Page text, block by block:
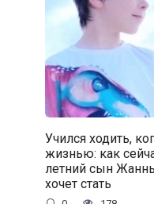
Учился ходить,
жизнью: как
летний сын
хочет стать